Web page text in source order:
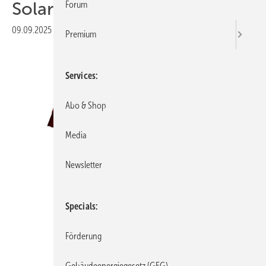
Solarmodulen
09.09.2025 Veröffentlicht in
Forum
Premium
Services
Abo & Shop
Media
Newsletter
Specials
Förderung